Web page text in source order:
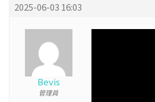
2025-06-03 16:03
Bevis
管理員